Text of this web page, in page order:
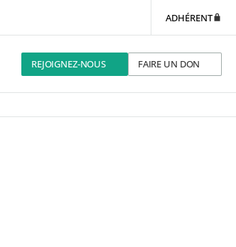
ADHÉRENT
REJOIGNEZ-NOUS FAIRE UN DON